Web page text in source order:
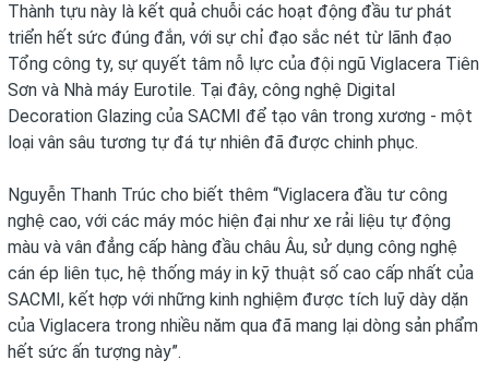
Thành tựu này là kết quả chuỗi các hoạt động đầu tư phát
triển hết sức đúng đắn, với sự chỉ đạo sắc nét từ lãnh đạo
Tổng công ty, sự quyết tâm nỗ lực của đội ngũ Viglacera Tiên
Sơn và Nhà máy Eurotile. Tại đây, công nghệ Digital
Decoration Glazing của SACMI để tạo vân trong xương - một
loại vân sâu tương tự đá tự nhiên đã được chinh phục.
Nguyễn Thanh Trúc cho biết thêm “Viglacera đầu tư công
nghệ cao, với các máy móc hiện đại như xe rải liệu tự động
màu và vân đẳng cấp hàng đầu châu Âu, sử dụng công nghệ
cán ép liên tục, hệ thống máy in kỹ thuật số cao cấp nhất của
SACMI, kết hợp với những kinh nghiệm được tích luỹ dày dặn
của Viglacera trong nhiều năm qua đã mang lại dòng sản phẩm
hết sức ấn tượng này”.